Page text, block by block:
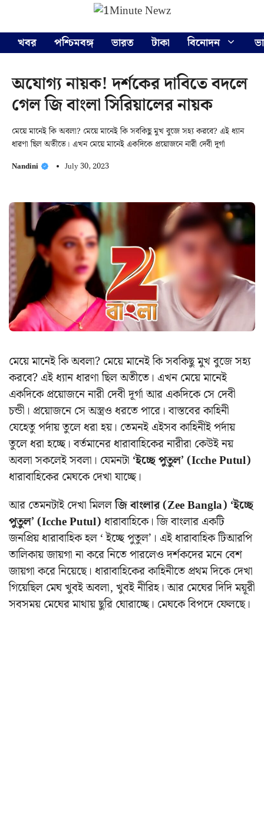
content
খবর
পশ্চিমবঙ্গ ভারত টাকা বিনোদন
অযোগ্য নায়ক! দর্শকের দাবিতে বদলে
গেল জি বাংলা সিরিয়ালের নায়ক
মেয়ে মানেই কি অবলা? মেয়ে মানেই কি সবকিছু মুখ বুজে সহ্য করবে? এই ধ্যান
ধারণা ছিল অতীতে। এখন মেয়ে মানেই একদিকে প্রয়োজনে নারী দেবী দূর্গা
Nandini July 30, 2023
মেয়ে মানেই কি অবলা? মেয়ে মানেই কি সবকিছু মুখ বুজে সহ্য
করবে? এই ধ্যান ধারণা ছিল অতীতে। এখন মেয়ে মানেই
একদিকে প্রয়োজনে নারী দেবী দূর্গা আর একদিকে সে দেবী
চন্ডী। প্রয়োজনে সে অস্ত্রও ধরতে পারে। বাস্তবের কাহিনী
যেহেতু পর্দায় তুলে ধরা হয়। তেমনই এইসব কাহিনীই পর্দায়
তুলে ধরা হচ্ছে। বর্তমানের ধারাবাহিকের নারীরা কেউই নয়
অবলা সকলেই সবলা। যেমনটা ‘ইচ্ছে পুতুল’ (Icche Putul)
ধারাবাহিকের মেঘকে দেখা যাচ্ছে।
আর তেমনটাই দেখা মিললজি বাংলার (Zee Bangla) ‘ইচ্ছে
পুতুল’ (Icche Putul)ধারাবাহিকে। জি বাংলার একটি
জনপ্রিয় ধারাবাহিক হল ‘ ইচ্ছে পুতুল’। এই ধারাবাহিক টিআরপি
তালিকায় জায়গা না করে নিতে পারলেও দর্শকদের মনে বেশ
জায়গা করে নিয়েছে। ধারাবাহিকের কাহিনীতে প্রথম দিকে দেখা
গিয়েছিল মেঘ খুবই অবলা, খুবই নীরিহ। আর মেঘের দিদি ময়ূরী
সবসময় মেঘের মাথায় ছুরি ঘোরাচ্ছে। মেঘকে বিপদে ফেলছে।